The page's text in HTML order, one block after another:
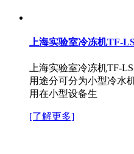
上海实验室冷冻机TF-
上海实验室冷冻机TF-
用途分可分为小型冷水
用在小型设备生
[了解更多]